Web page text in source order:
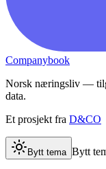
Companybook
Norsk næringsliv —
data.
Et prosjekt fra D&CO
Bytt tema Bytt